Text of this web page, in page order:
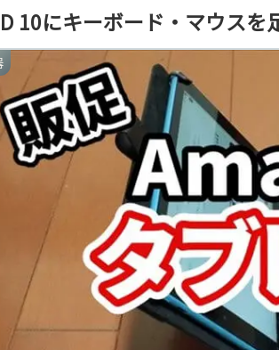
10にキーボード・マウス